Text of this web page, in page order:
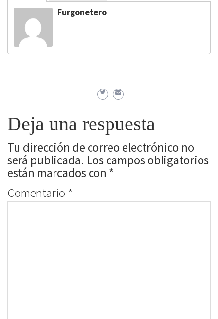
Furgonetero
Deja una respuesta
Tu dirección de correo electrónico no
será publicada. Los campos obligatorios
están marcados con *
Comentario *